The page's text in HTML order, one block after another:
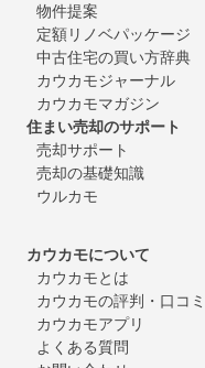
物件提案
定額リノベパッケージ
中古住宅の買い方辞典
カウカモジャーナル
カウカモマガジン
住まい売却のサポート
売却サポート
売却の基礎知識
ウルカモ
カウカモについて
カウカモとは
カウカモの評判・口コミ
カウカモアプリ
よくある質問